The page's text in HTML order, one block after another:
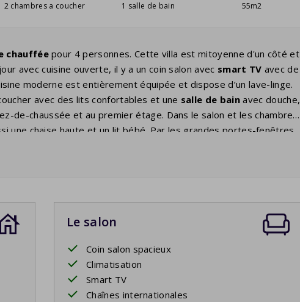
2 chambres a coucher 1 salle de bain 55m2
chaufféepour 4 personnes. Cette villa est mitoyenne d'un côté et
avec cuisine ouverte, il y a un coin salon avec smart TV avec de
moderne est entièrement équipée et dispose d’un lave-linge.
avec des lits confortables et une salle de bainavec douche,
de-chaussée et au premier étage. Dans le salon et les chambres,
une chaise haute et un lit bébé. Par les grandes portes-fenêtres,
Le salon
Coin salon spacieux
Climatisation
Smart TV
Chaînes internationales